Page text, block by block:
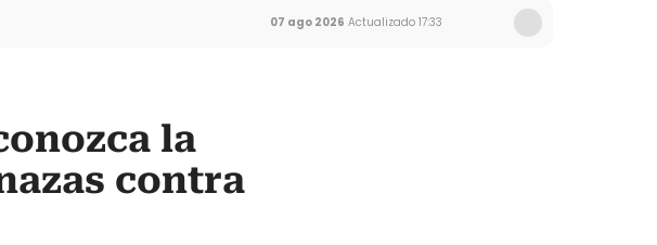
07 ago 2026 Actualizado 17:33
la
contra